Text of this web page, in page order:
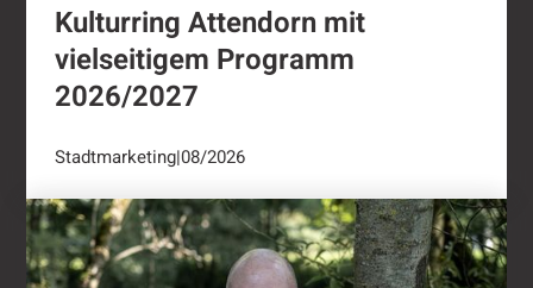
Kulturring Attendorn mit
vielseitigem Programm
2026/2027
Stadtmarketing|08/2026
"Oli radelt"...nach Attendorn